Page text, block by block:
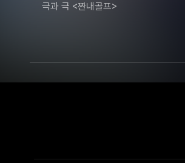
극과 극 <짠내골프>